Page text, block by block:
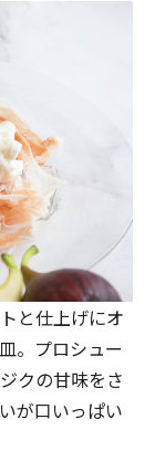
と仕上げにオ
。プロシュー
クの甘味をさ
が口いっぱい